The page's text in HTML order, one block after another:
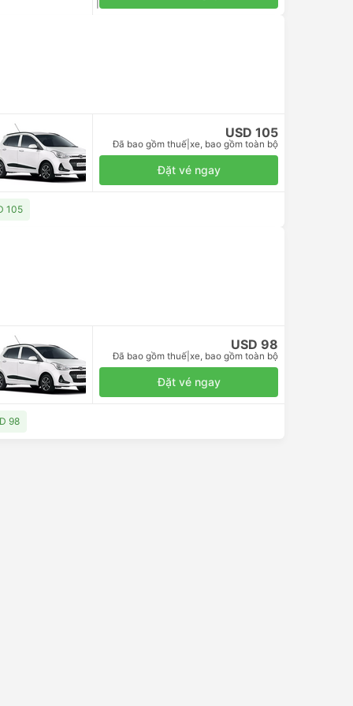
Đã bao gồm thuế
giá tính trên một người lớn
USD 105
Đã bao gồm thuế xe, bao gồm toàn bộ
Đặt vé ngay
105
USD 98
Đã bao gồm thuế xe, bao gồm toàn bộ
Đặt vé ngay
98